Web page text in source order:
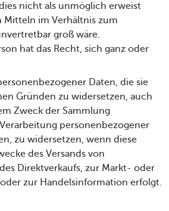
nicht als unmöglich erweist
Mitteln im Verhältnis zum
groß wäre.
hat das Recht, sich ganz oder
Daten, die sie
Gründen zu widersetzen, auch
Zweck der Sammlung
personenbezogener
zu widersetzen, wenn diese
des Versands von
Direktverkaufs, zur Markt- oder
zur Handelsinformation erfolgt.